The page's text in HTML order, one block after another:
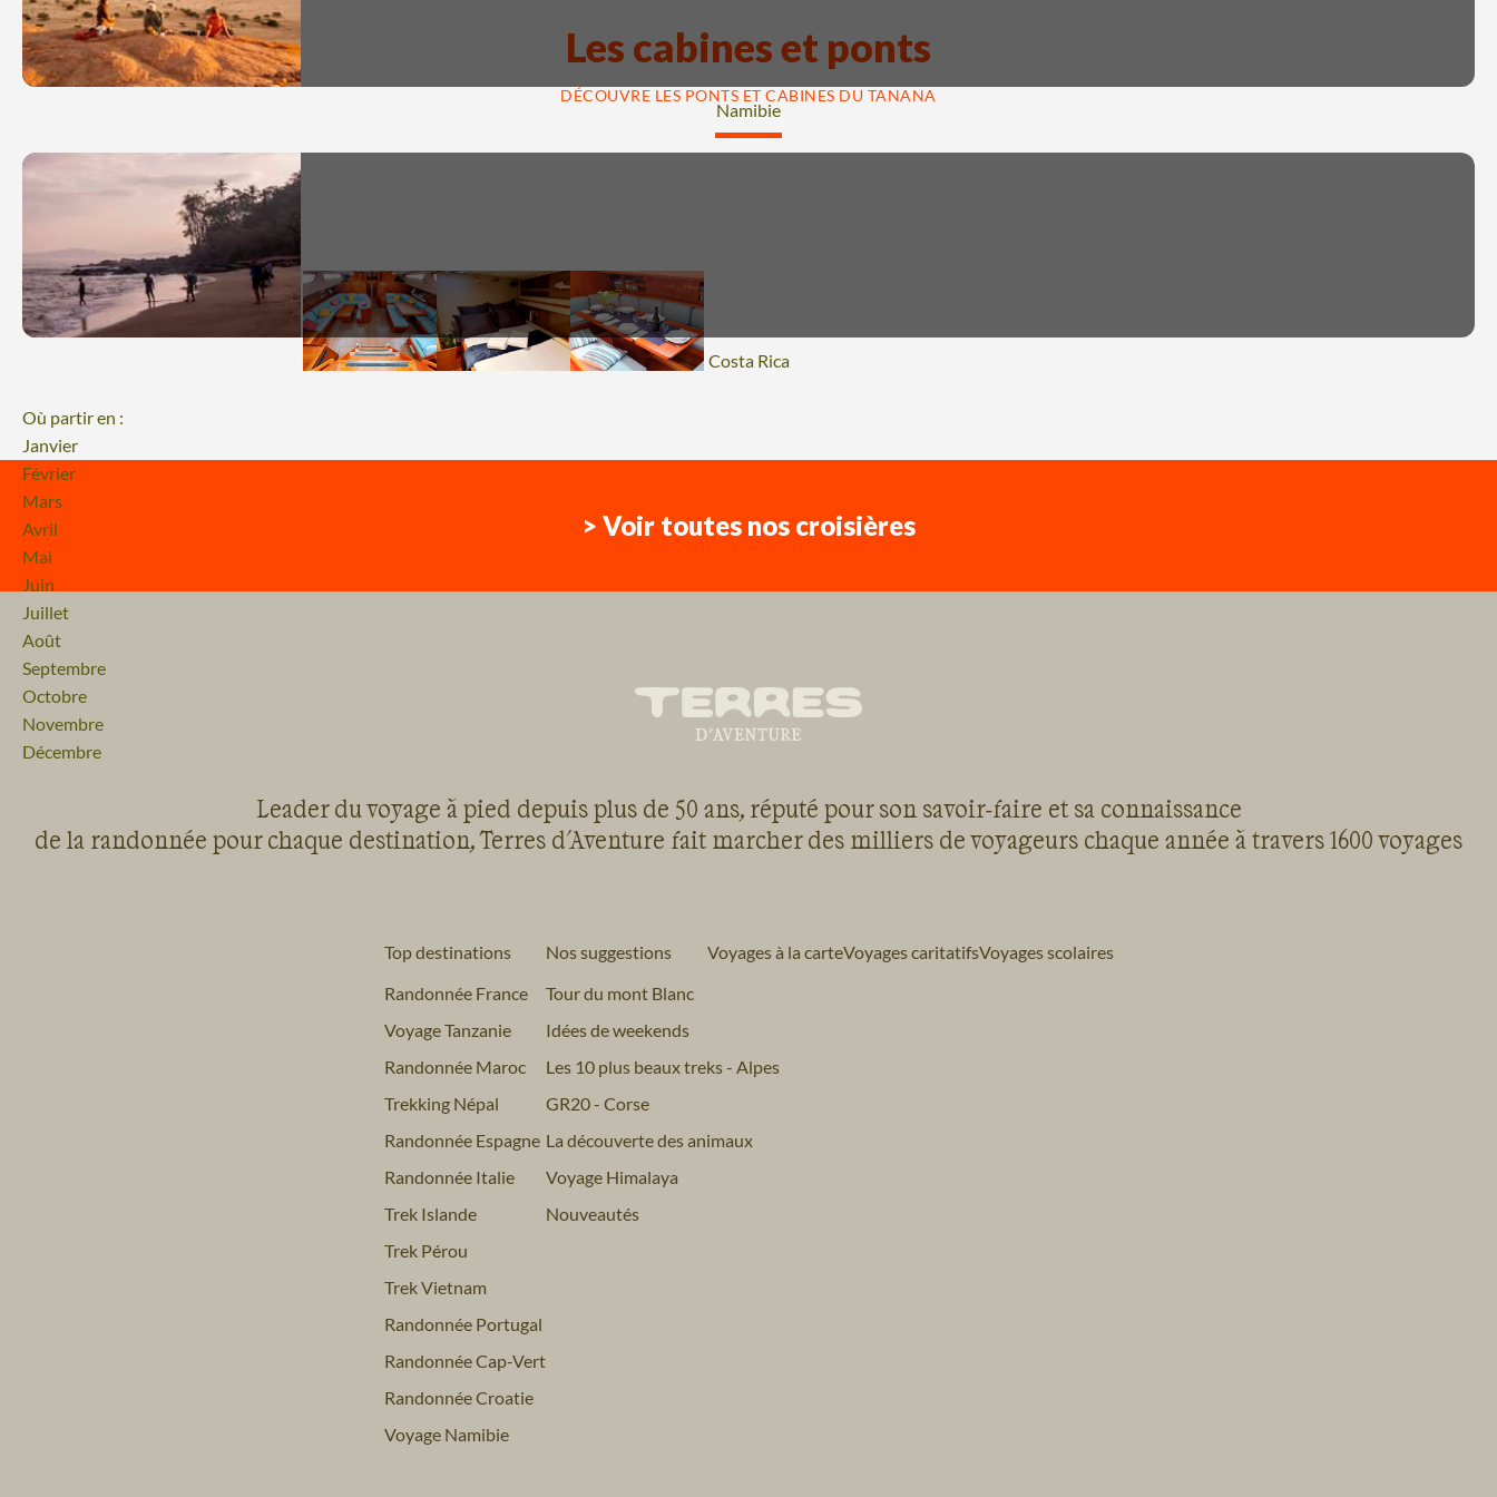
Voyage
Namibie
Voyage
Costa Rica
Où partir en :
Janvier
Février
Mars
Avril
Mai
Juin
Juillet
Août
Septembre
Octobre
Novembre
Décembre
Les cabines et ponts
DÉCOUVRE LES PONTS ET CABINES DU TANANA
> Voir toutes nos croisières
Leader du voyage à pied depuis plus de 50 ans, réputé pour son savoir-faire et sa connaissance
de la randonnée pour chaque destination, Terres d'Aventure fait marcher des milliers de voyageurs chaque année à travers 1600 voyages
Top destinations
Randonnée France
Voyage Tanzanie
Randonnée Maroc
Trekking Népal
Randonnée Espagne
Randonnée Italie
Trek Islande
Trek Pérou
Trek Vietnam
Randonnée Portugal
Randonnée Cap-Vert
Randonnée Croatie
Voyage Namibie
Nos suggestions
Tour du mont Blanc
Idées de weekends
Les 10 plus beaux treks - Alpes
GR20 - Corse
La découverte des animaux
Voyage Himalaya
Nouveautés
Voyages à la carteVoyages caritatifsVoyages scolaires